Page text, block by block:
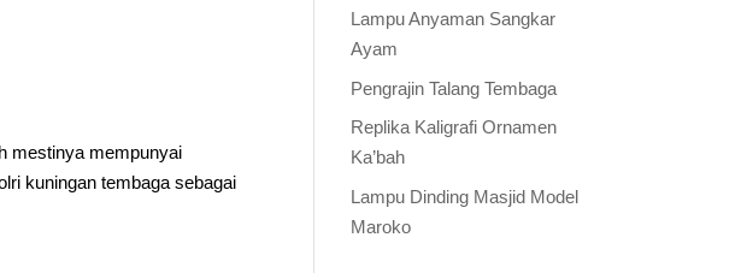
mestinya mempunyai
kuningan tembaga sebagai
Lampu Anyaman Sangkar
Ayam
Pengrajin Talang Tembaga
Replika Kaligrafi Ornamen
Ka’bah
Lampu Dinding Masjid Model
Maroko